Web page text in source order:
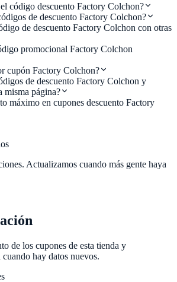
código descuento Factory Colchon?
de descuento Factory Colchon?
de descuento Factory Colchon con otras
promocional Factory Colchon
cupón Factory Colchon?
de descuento Factory Colchon y
misma página?
máximo en cupones descuento Factory
Actualizamos cuando más gente haya
de los cupones de esta tienda y
hay datos nuevos.